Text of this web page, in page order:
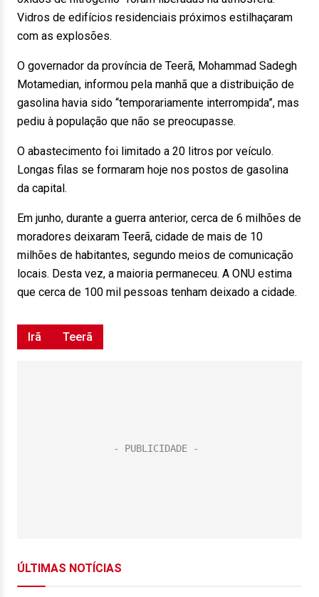
Vidros de edifícios residenciais próximos estilhaçaram
com as explosões.
O governador da província de Teerã, Mohammad Sadegh
Motamedian, informou pela manhã que a distribuição de
gasolina havia sido “temporariamente interrompida”, mas
pediu à população que não se preocupasse.
O abastecimento foi limitado a 20 litros por veículo.
Longas filas se formaram hoje nos postos de gasolina
da capital.
Em junho, durante a guerra anterior, cerca de 6 milhões de
moradores deixaram Teerã, cidade de mais de 10
milhões de habitantes, segundo meios de comunicação
locais. Desta vez, a maioria permaneceu. A ONU estima
que cerca de 100 mil pessoas tenham deixado a cidade.
Irã Teerã